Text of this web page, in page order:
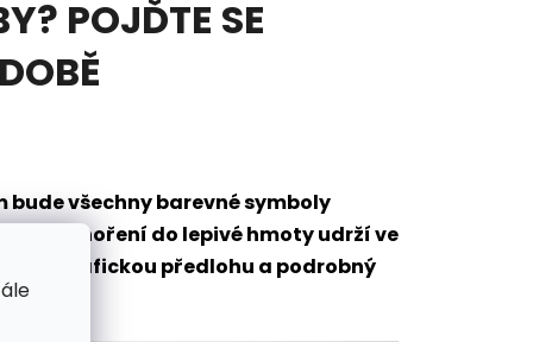
POJĎTE SE
všechny barevné symboly
po ponoření do lepivé hmoty udrží ve
grafickou předlohu a podrobný